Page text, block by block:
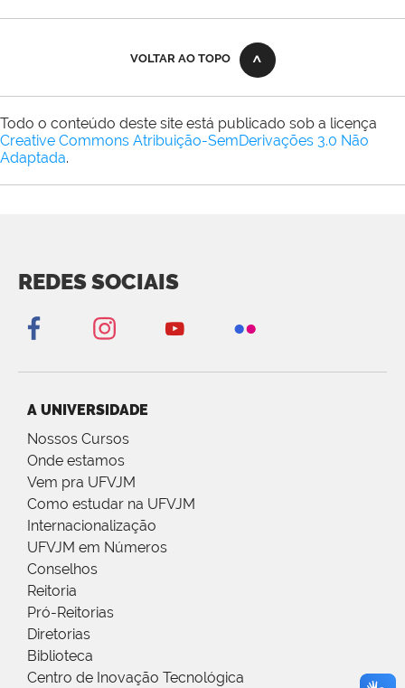
VOLTAR AO TOPO
Todo o conteúdo deste site está publicado sob a licença
Creative Commons Atribuição-SemDerivações 3.0 Não
Adaptada.
REDES SOCIAIS
A UNIVERSIDADE
Nossos Cursos
Onde estamos
Vem pra UFVJM
Como estudar na UFVJM
Internacionalização
UFVJM em Números
Conselhos
Reitoria
Pró-Reitorias
Diretorias
Biblioteca
Centro de Inovação Tecnológica